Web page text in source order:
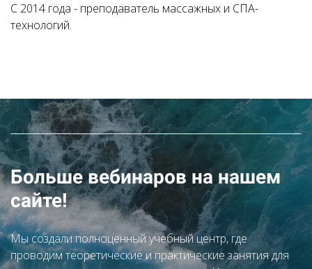
С 2014 года - преподаватель массажных и СПА-
технологий.
Больше вебинаров на нашем
сайте!
Мы создали полноценный учебный центр, где
проводим теоретические и практические занятия для